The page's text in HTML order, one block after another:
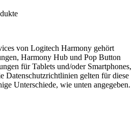
von Logitech Harmony gehört
Harmony Hub und Pop Button
für Tablets und/oder Smartphones,
Datenschutzrichtlinien gelten für diese
Unterschiede, wie unten angegeben.